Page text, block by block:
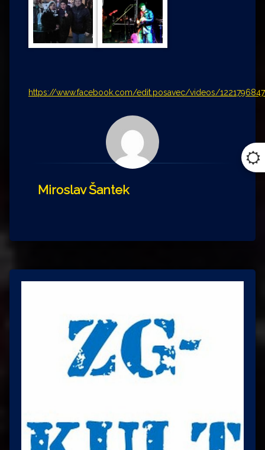
https://www.facebook.com/edit.posavec/videos/
Miroslav Šantek